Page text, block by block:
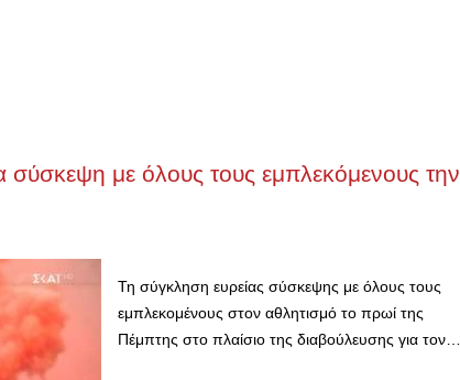
σύσκεψη με όλους τους εμπλεκόμενους την
Τη σύγκληση ευρείας σύσκεψης με όλους τους
εμπλεκομένους στον αθλητισμό το πρωί της
Πέμπτης στο πλαίσιο της διαβούλευσης για τον…